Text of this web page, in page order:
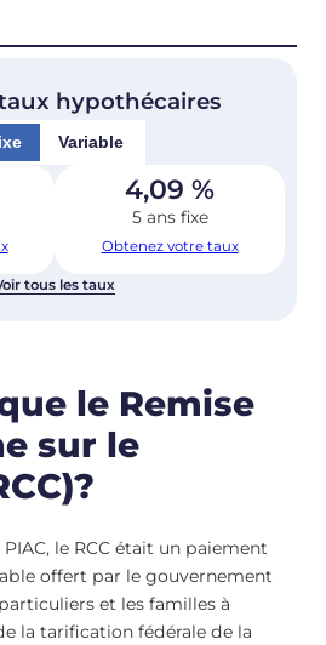
hypothécaires
Variable
4,09 %
5 ans fixe
Obtenez votre taux
tous les taux
le Remise
sur le
le RCC était un paiement
offert par le gouvernement
et les familles à
la tarification fédérale de la